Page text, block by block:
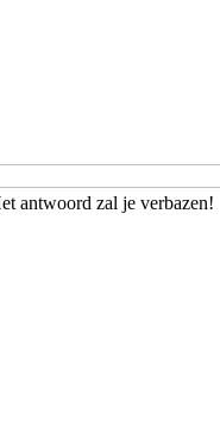
antwoord zal je verbazen!